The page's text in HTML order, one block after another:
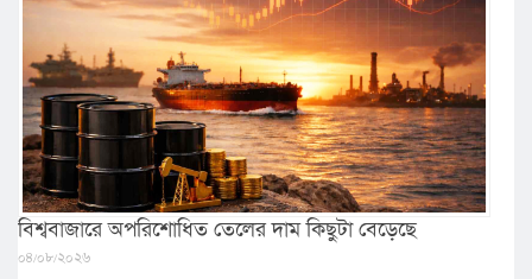
বিশ্ববাজারে অপরিশোধিত তেলের দাম কিছুটা বেড়েছে
০৪/০৮/২০২৬